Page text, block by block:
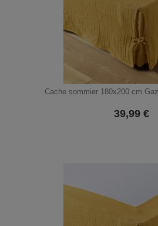
Cache sommier 180x200 cm
39,99 €